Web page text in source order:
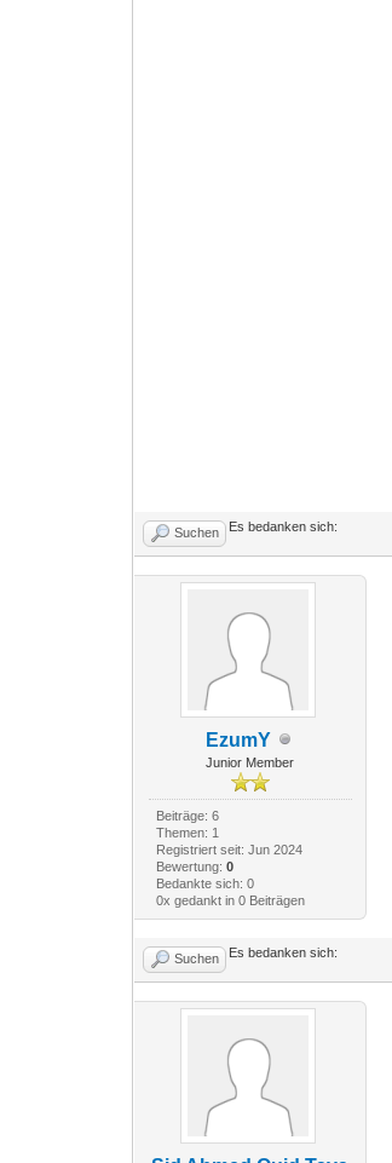
Suchen Es bedanken sich:
EzumY
Junior Member
Beiträge: 6
Themen: 1
Registriert seit: Jun 2024
Bewertung: 0
Bedankte sich: 0
0x gedankt in 0 Beiträgen
Suchen Es bedanken sich: